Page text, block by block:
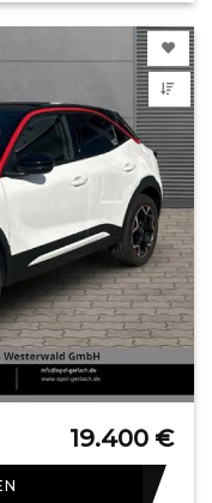
19.400 €